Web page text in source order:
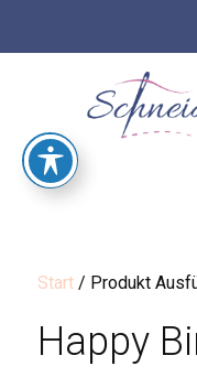
Start / Produkt
Happy